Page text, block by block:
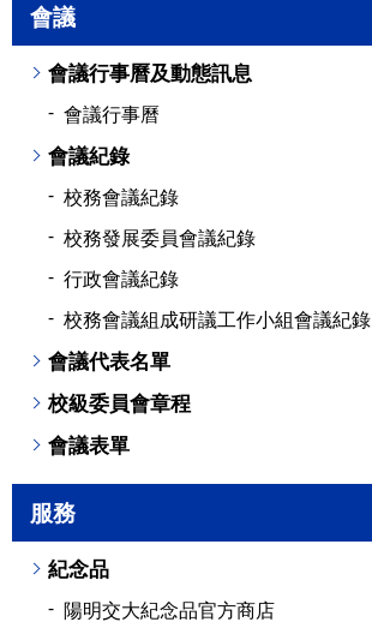
會議
會議行事曆及動態訊息
會議行事曆
會議紀錄
校務會議紀錄
校務發展委員會議紀錄
行政會議紀錄
校務會議組成研議工作小組會議紀錄
會議代表名單
校級委員會章程
會議表單
服務
紀念品
陽明交大紀念品官方商店